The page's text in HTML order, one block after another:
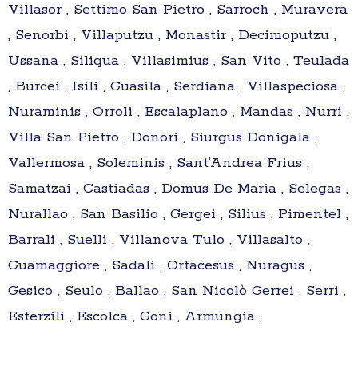
Villasor , Settimo San Pietro , Sarroch , Muravera
, Senorbì , Villaputzu , Monastir , Decimoputzu ,
Ussana , Siliqua , Villasimius , San Vito , Teulada
, Burcei , Isili , Guasila , Serdiana , Villaspeciosa ,
Nuraminis , Orroli , Escalaplano , Mandas , Nurri ,
Villa San Pietro , Donori , Siurgus Donigala ,
Vallermosa , Soleminis , Sant’Andrea Frius ,
Samatzai , Castiadas , Domus De Maria , Selegas ,
Nurallao , San Basilio , Gergei , Silius , Pimentel ,
Barrali , Suelli , Villanova Tulo , Villasalto ,
Guamaggiore , Sadali , Ortacesus , Nuragus ,
Gesico , Seulo , Ballao , San Nicolò Gerrei , Serri ,
Esterzili , Escolca , Goni , Armungia ,